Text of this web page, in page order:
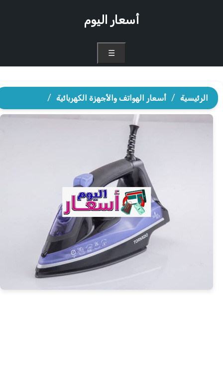
أسعار اليوم
الرئيسية / أسعار الهواتف والأجهزة الكهربائية /